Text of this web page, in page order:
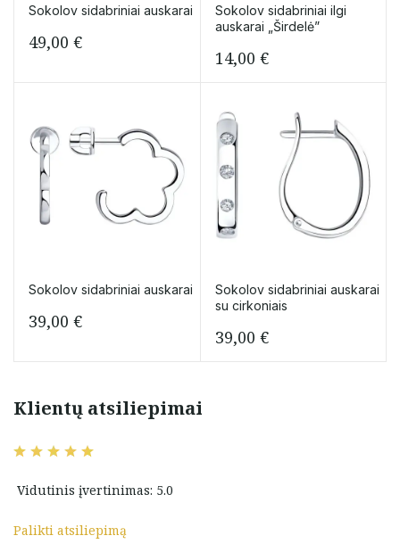
Sokolov sidabriniai auskarai
49,00 €
Sokolov sidabriniai ilgi
auskarai „Širdelė”
14,00 €
Sokolov sidabriniai auskarai
39,00 €
Sokolov sidabriniai auskarai
su cirkoniais
39,00 €
Klientų atsiliepimai
Vidutinis įvertinimas: 5.0
Palikti atsiliepimą